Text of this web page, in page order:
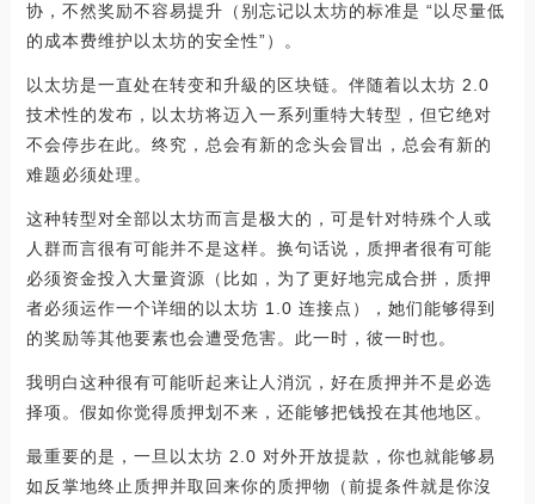
协，不然奖励不容易提升（别忘记以太坊的标准是 “以尽量低
的成本费维护以太坊的安全性”）。
以太坊是一直处在转变和升級的区块链。伴随着以太坊 2.0
技术性的发布，以太坊将迈入一系列重特大转型，但它绝对
不会停步在此。终究，总会有新的念头会冒出，总会有新的
难题必须处理。
这种转型对全部以太坊而言是极大的，可是针对特殊个人或
人群而言很有可能并不是这样。换句话说，质押者很有可能
必须资金投入大量資源（比如，为了更好地完成合拼，质押
者必须运作一个详细的以太坊 1.0 连接点），她们能够得到
的奖励等其他要素也会遭受危害。此一时，彼一时也。
我明白这种很有可能听起来让人消沉，好在质押并不是必选
择项。假如你觉得质押划不来，还能够把钱投在其他地区。
最重要的是，一旦以太坊 2.0 对外开放提款，你也就能够易
如反掌地终止质押并取回来你的质押物（前提条件就是你沒